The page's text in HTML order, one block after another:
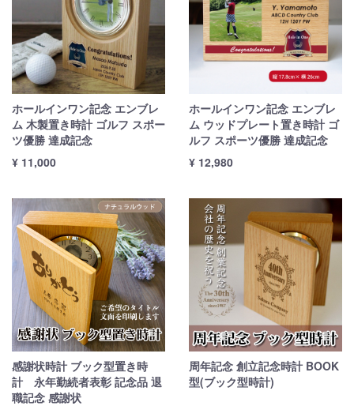
ホールインワン記念 エンブレ
ム 木製置き時計 ゴルフ スポー
ツ優勝 達成記念
¥ 11,000
ホールインワン記念 エンブレ
ム ウッドプレート置き時計 ゴ
ルフ スポーツ優勝 達成記念
¥ 12,980
感謝状時計 ブック型置き時
計 永年勤続者表彰 記念品 退
職記念 感謝状
周年記念 創立記念時計 BOOK
型(ブック型時計)